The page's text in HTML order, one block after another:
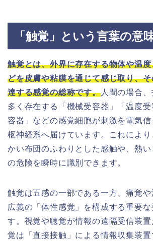
「触覚」という言葉の意
触覚とは、外界に存在する物体や温
どを皮膚や粘膜を通じて感じ取り、
達する感覚の総称です。人間の場合
多く存在する「機械受容器」「温度
容器」などの感覚細胞が刺激を電気信
枢神経系へ届けています。これにより
かい布団のふわりとした感触や、熱
の危険を瞬時に識別できます。
触覚は五感の一部である一方、痛覚
広義の「体性感覚」を構成する重要な
す。視覚や聴覚が情報の遠隔受信装
覚は「直接接触」による情報収集装